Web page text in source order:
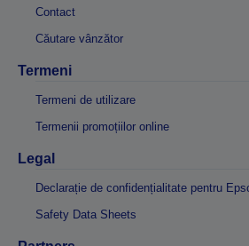
Contact
Căutare vânzător
Termeni
Termeni de utilizare
Termenii promoțiilor online
Legal
Declarație de confidențialitate pentru
Safety Data Sheets